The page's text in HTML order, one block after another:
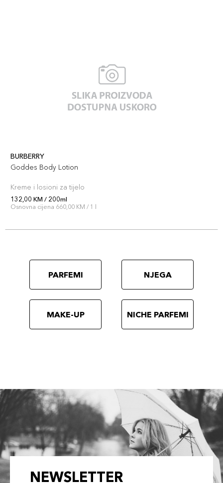
BURBERRY
Goddes Body Lotion
Kreme i losioni za tijelo
132,00 KM / 200ml
Osnovna cijena 660,00 KM / 1 l
PARFEMI NJEGA
MAKE-UP NICHE PARFEMI
NEWSLETTER